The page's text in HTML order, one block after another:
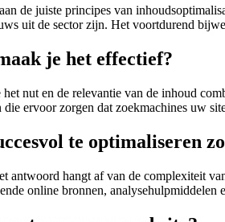
de juiste principes van
uit de sector zijn. Het voortdurend
je het effectief?
nut en de relevantie van de inhoud
ervoor zorgen dat zoekmachines uw
te optimaliseren
hangt af van de complexiteit
online bronnen,